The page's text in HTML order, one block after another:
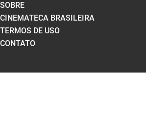
SOBRE
CINEMATECA BRASILEIRA
TERMOS DE USO
CONTATO